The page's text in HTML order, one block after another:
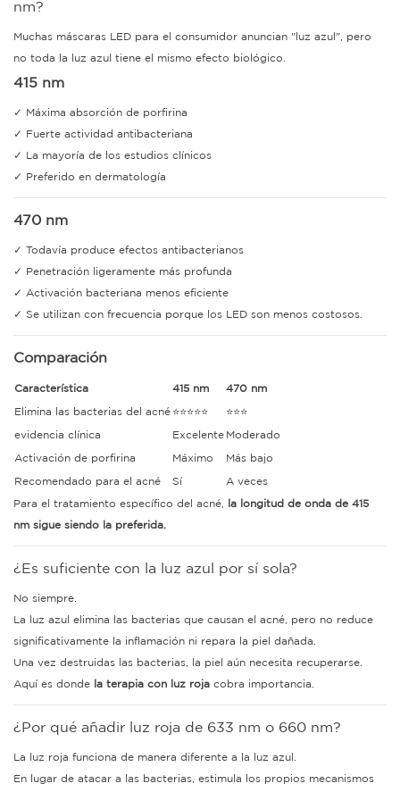
nm?
Muchas máscaras LED para el consumidor anuncian "luz azul", pero
no toda la luz azul tiene el mismo efecto biológico.
415 nm
✓ Máxima absorción de porfirina
✓ Fuerte actividad antibacteriana
✓ La mayoría de los estudios clínicos
✓ Preferido en dermatología
470 nm
✓ Todavía produce efectos antibacterianos
✓ Penetración ligeramente más profunda
✓ Activación bacteriana menos eficiente
✓ Se utilizan con frecuencia porque los LED son menos costosos.
Comparación
Característica 415 nm 470 nm
Elimina las bacterias del acné ⭐⭐⭐⭐⭐ ⭐⭐⭐
evidencia clínica Excelente Moderado
Activación de porfirina Máximo Más bajo
Recomendado para el acné Sí A veces
Para el tratamiento específico del acné, la longitud de onda de 415
nm sigue siendo la preferida.
¿Es suficiente con la luz azul por sí sola?
No siempre.
La luz azul elimina las bacterias que causan el acné, pero no reduce
significativamente la inflamación ni repara la piel dañada.
Una vez destruidas las bacterias, la piel aún necesita recuperarse.
Aquí es donde la terapia con luz roja cobra importancia.
¿Por qué añadir luz roja de 633 nm o 660 nm?
La luz roja funciona de manera diferente a la luz azul.
En lugar de atacar a las bacterias, estimula los propios mecanismos